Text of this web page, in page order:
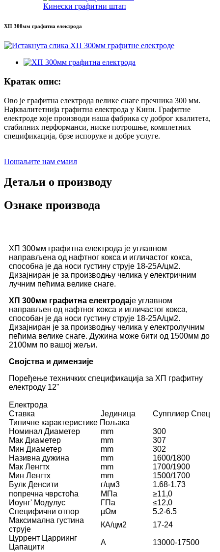
Кинески графитни штап
ХП 300мм графитна електрода
Кратак опис:
Ово је графитна електрода велике снаге пречника 300 мм.
Најквалитетнија графитна електрода у Кини. Графитне
електроде које производи наша фабрика су доброг квалитета,
стабилних перформанси, ниске потрошње, комплетних
спецификација, брзе испоруке и добре услуге.
Пошаљите нам емаил
Детаљи о производу
Ознаке производа
ХП 300мм графитна електрода је углавном
направљена од нафтног кокса и игличастог кокса,
способна је да носи густину струје 18-25А/цм2.
Дизајниран је за производњу челика у електричним
лучним пећима велике снаге.
ХП 300мм графитна електродаје углавном
направљен од нафтног кокса и игличастог кокса,
способан је да носи густину струје 18-25А/цм2.
Дизајниран је за производњу челика у електролучним
пећима велике снаге. Дужина може бити од 1500мм до
2100мм по вашој жељи.
Својства и димензије
Поређење техничких спецификација за ХП графитну
електроду 12"
Електрода
Ставка
Јединица
Супплиер Спец
Типичне карактеристике Пољака
Номинал Диаметер
mm
300
Мак Диаметер
mm
307
Мин Диаметер
mm
302
Називна дужина
mm
1600/1800
Мак Ленгтх
mm
1700/1900
Мин Ленгтх
mm
1500/1700
Булк Денсити
г/цм3
1.68-1.73
попречна чврстоћа
МПа
≥11,0
Иоунг' Модулус
ГПа
≤12,0
Специфични отпор
µΩм
5.2-6.5
Максимална густина
струје
КА/цм2
17-24
Цуррент Царриинг
Цапацити
A
13000-17500